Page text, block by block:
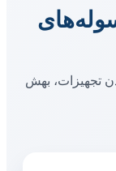
تجهیزات، بهش